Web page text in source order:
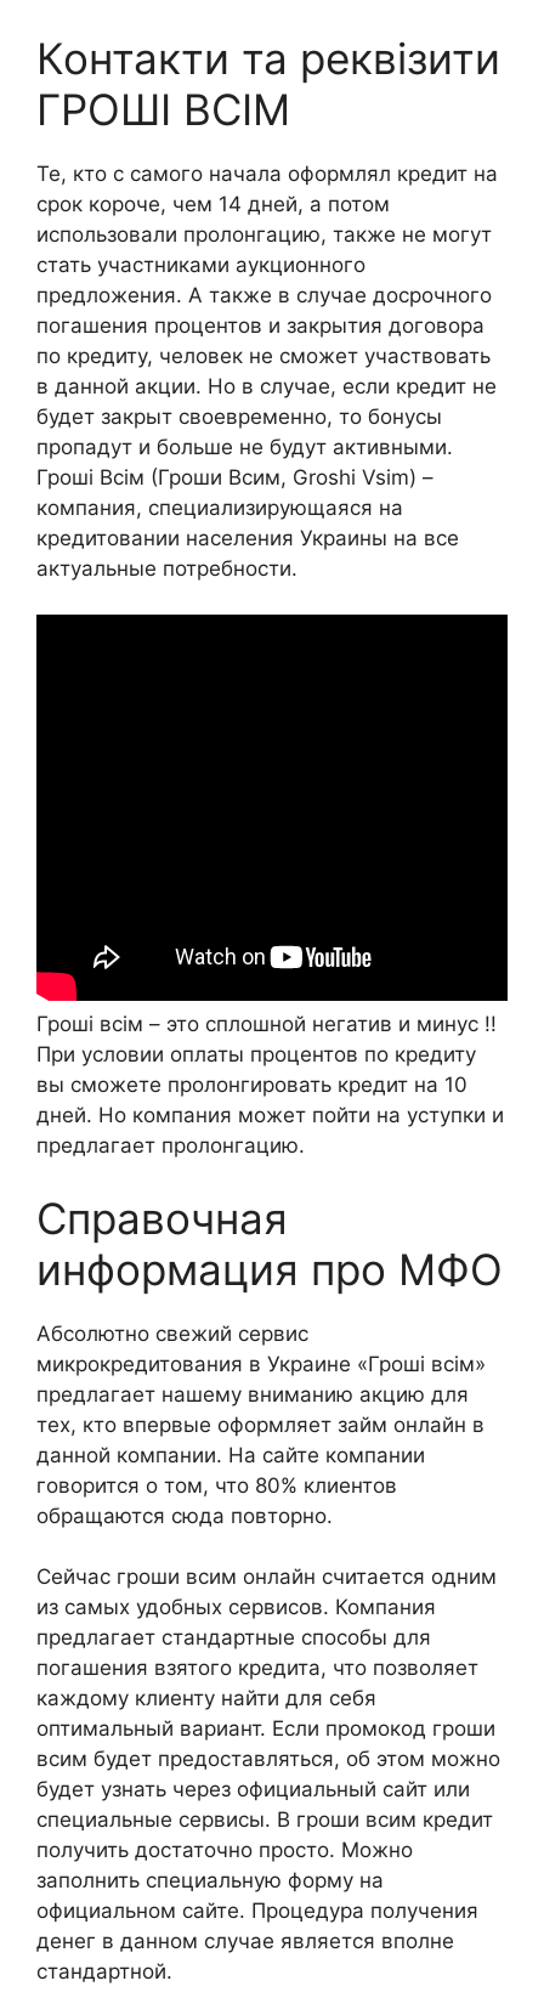
Контакти та реквізити
ГРОШІ ВСІМ
Те, кто с самого начала оформлял кредит на
срок короче, чем 14 дней, а потом
использовали пролонгацию, также не могут
стать участниками аукционного
предложения. А также в случае досрочного
погашения процентов и закрытия договора
по кредиту, человек не сможет участвовать
в данной акции. Но в случае, если кредит не
будет закрыт своевременно, то бонусы
пропадут и больше не будут активными.
Гроші Всім (Гроши Всим, Groshi Vsim) –
компания, специализирующаяся на
кредитовании населения Украины на все
актуальные потребности.
Гроші всім – это сплошной негатив и минус !!
При условии оплаты процентов по кредиту
вы сможете пролонгировать кредит на 10
дней. Но компания может пойти на уступки и
предлагает пролонгацию.
Справочная
информация про МФО
Абсолютно свежий сервис
микрокредитования в Украине «Гроші всім»
предлагает нашему вниманию акцию для
тех, кто впервые оформляет займ онлайн в
данной компании. На сайте компании
говорится о том, что 80% клиентов
обращаются сюда повторно.
Сейчас гроши всим онлайн считается одним
из самых удобных сервисов. Компания
предлагает стандартные способы для
погашения взятого кредита, что позволяет
каждому клиенту найти для себя
оптимальный вариант. Если промокод гроши
всим будет предоставляться, об этом можно
будет узнать через официальный сайт или
специальные сервисы. В гроши всим кредит
получить достаточно просто. Можно
заполнить специальную форму на
официальном сайте. Процедура получения
денег в данном случае является вполне
стандартной.